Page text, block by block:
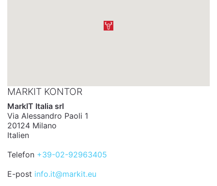
MARKIT KONTOR
MarkIT Italia srl
Via Alessandro Paoli 1
20124 Milano
Italien
Telefon +39-02-92963405
E-post info.it@markit.eu